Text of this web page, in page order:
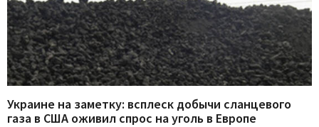
Украине на заметку: всплеск добычи сланцевого
газа в США оживил спрос на уголь в Европе